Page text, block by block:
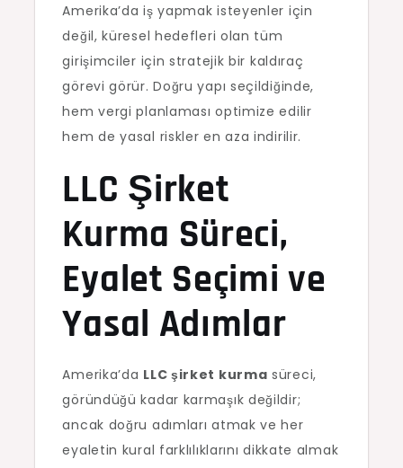
Amerika’da iş yapmak isteyenler için
değil, küresel hedefleri olan tüm
girişimciler için stratejik bir kaldıraç
görevi görür. Doğru yapı seçildiğinde,
hem vergi planlaması optimize edilir
hem de yasal riskler en aza indirilir.
LLC Şirket
Kurma Süreci,
Eyalet Seçimi ve
Yasal Adımlar
Amerika’da LLC şirket kurma süreci,
göründüğü kadar karmaşık değildir;
ancak doğru adımları atmak ve her
eyaletin kural farklılıklarını dikkate almak